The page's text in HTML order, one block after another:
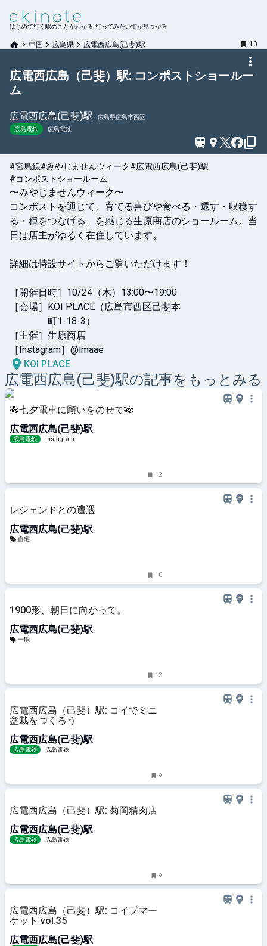
はじめて行く駅のことがわかる 行ってみたい街が見つかる
中国 広島県 広電西広島(己斐)駅 10
広電西広島（己斐）駅: コンポストショールー
ム
広電西広島(己斐)駅
広島県広島市西区
広島電鉄
広島電鉄
#宮島線#みやじませんウィーク#広電西広島(己斐)駅
#コンポストショールーム
〜みやじませんウィーク〜
コンポストを通じて、育てる喜びや食べる・還す・収穫す
る・種をつなげる、を感じる生原商店のショールーム。当
日は店主がゆるく在住しています。
詳細は特設サイトからご覧いただけます！
［開催日時］10/24（木）13:00〜19:00
［会場］KOI PLACE（広島市西区己斐本
町1-18-3）
［主催］生原商店
［Instagram］@imaae
KOI PLACE
広電西広島(己斐)駅の記事をもっとみる
🎋七夕電車に願いをのせて🎋
広電西広島(己斐)駅
広島電鉄 Instagram
12
レジェンドとの遭遇
広電西広島(己斐)駅
自宅
10
1900形、朝日に向かって。
広電西広島(己斐)駅
一般
12
広電西広島（己斐）駅: コイでミニ
盆栽をつくろう
広電西広島(己斐)駅
広島電鉄 広島電鉄
9
広電西広島（己斐）駅: 菊岡精肉店
広電西広島(己斐)駅
広島電鉄 広島電鉄
9
広電西広島（己斐）駅: コイプマー
ケット vol.35
広電西広島(己斐)駅